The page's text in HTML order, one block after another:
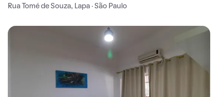
Rua Tomé de Souza, Lapa · São Paulo